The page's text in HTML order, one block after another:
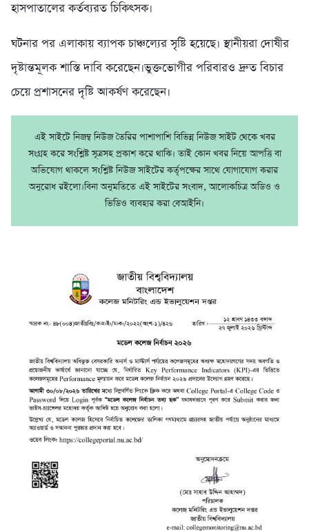
হাসপাতালের কর্তব্যরত চিকিৎসক।
ঘটনার পর এলাকায় ব্যাপক চাঞ্চল্যের সৃষ্টি হয়েছে। স্থানীয়রা দোষীর
দৃষ্টান্তমূলক শাস্তি দাবি করেছেন।ভুক্তভোগীর পরিবারও দ্রুত বিচার
চেয়ে প্রশাসনের দৃষ্টি আকর্ষণ করেছেন।
এই সাইটে নিজম্ব নিউজ তৈরির পাশাপাশি বিভিন্ন নিউজ সাইট থেকে খবর
সংগ্রহ করে সংশ্লিষ্ট সূত্রসহ প্রকাশ করে থাকি। তাই কোন খবর নিয়ে আপত্তি বা
অভিযোগ থাকলে সংশ্লিষ্ট নিউজ সাইটের কর্তৃপক্ষের সাথে যোগাযোগ করার
অনুরোধ রইলো।বিনা অনুমতিতে এই সাইটের সংবাদ, আলোকচিত্র অডিও ও
ভিডিও ব্যবহার করা বেআইনি।